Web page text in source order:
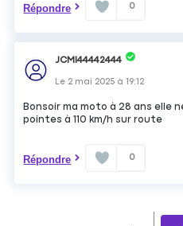
Répondre 0
JCMI44442444
Le 2 mai 2025 à19:12
Bonsoir ma moto à 28 ans elle
pointes à 110 km/h sur route
Répondre 0